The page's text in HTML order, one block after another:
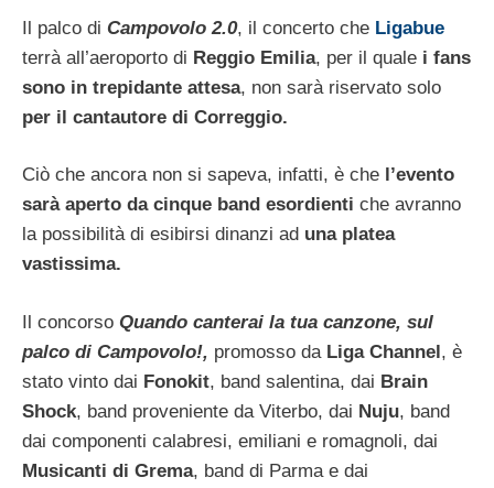
Il palco di Campovolo 2.0, il concerto che Ligabue
terrà all’aeroporto di Reggio Emilia, per il quale i fans
sono in trepidante attesa, non sarà riservato solo
per il cantautore di Correggio.
Ciò che ancora non si sapeva, infatti, è che l’evento
sarà aperto da cinque band esordienti che avranno
la possibilità di esibirsi dinanzi ad una platea
vastissima.
Il concorso Quando canterai la tua canzone, sul
palco di Campovolo!, promosso daLiga Channel, è
stato vinto dai Fonokit, band salentina, dai Brain
Shock, band proveniente da Viterbo, dai Nuju, band
dai componenti calabresi, emiliani e romagnoli, dai
Musicanti di Grema, band di Parma e dai